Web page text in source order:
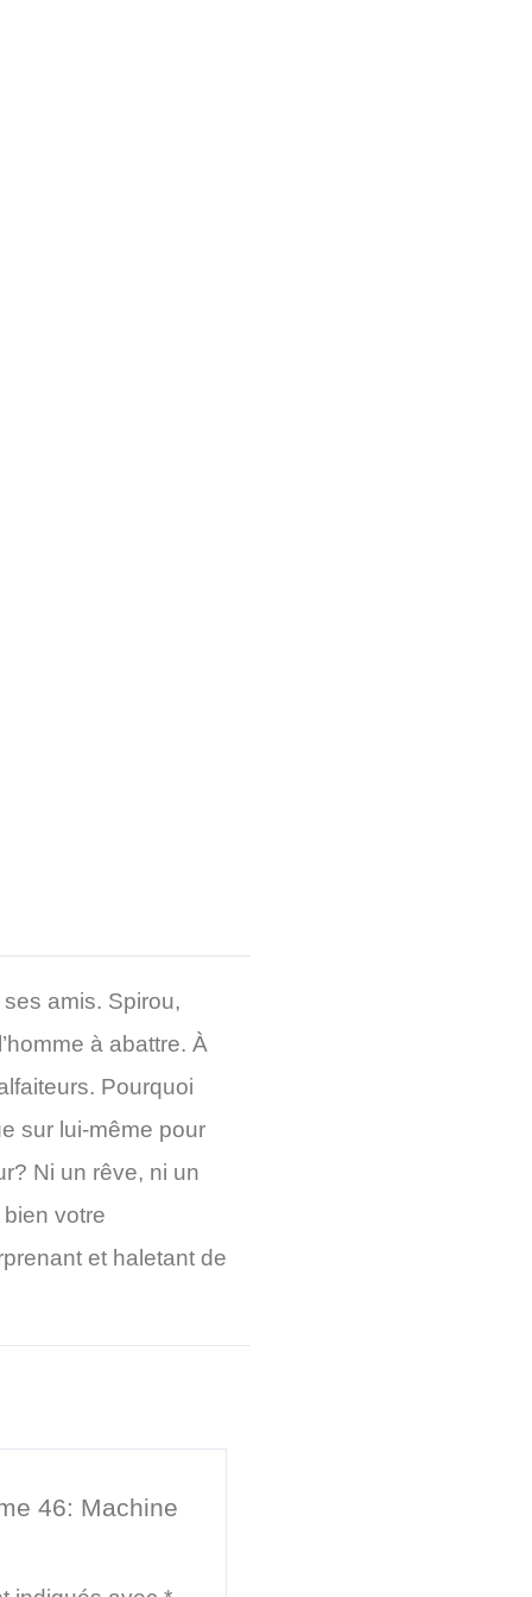
amis. Spirou,
à abattre. À
Pourquoi
sur lui-même pour
Ni un rêve, ni un
votre
et haletant de
46: Machine